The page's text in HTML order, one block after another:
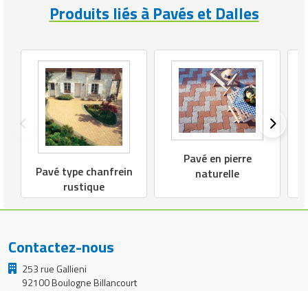
Produits liés à Pavés et Dalles
Pavé type chanfrein
rustique
Pavé en pierre
naturelle
Contactez-nous
253 rue Gallieni
92100 Boulogne Billancourt